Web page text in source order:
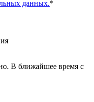
данных.*
В ближайшее время с